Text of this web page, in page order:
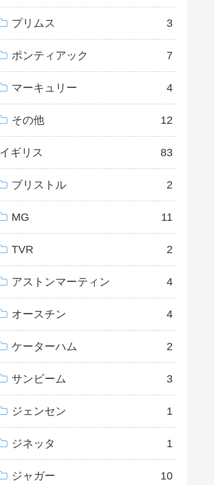
プリムス 3
ポンティアック 7
マーキュリー 4
その他 12
イギリス 83
ブリストル 2
MG 11
TVR 2
アストンマーティン 4
オースチン 4
ケーターハム 2
サンビーム 3
ジェンセン 1
ジネッタ 1
ジャガー 10